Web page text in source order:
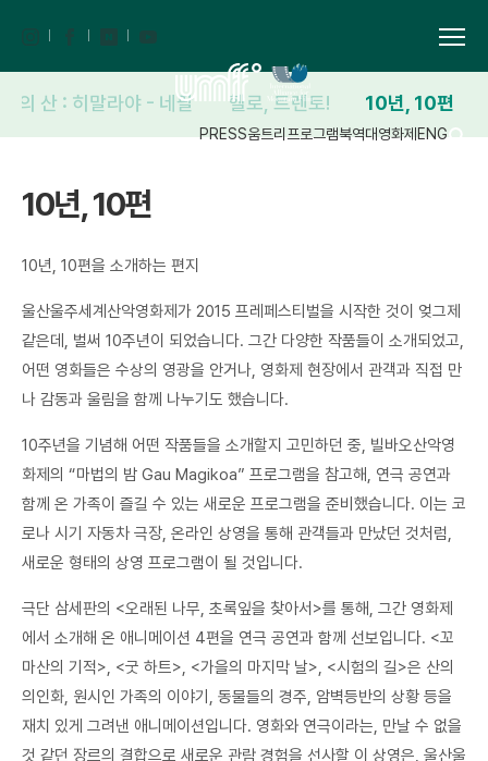
PRESS움트리프로그램북역대영화제ENG
의 산 : 히말라야 - 네팔 헬로, 트렌토! 10년, 10편
10년, 10편
10년, 10편을 소개하는 편지
울산울주세계산악영화제가 2015 프레페스티벌을 시작한 것이 엊그제
같은데, 벌써 10주년이 되었습니다. 그간 다양한 작품들이 소개되었고,
어떤 영화들은 수상의 영광을 안거나, 영화제 현장에서 관객과 직접 만
나 감동과 울림을 함께 나누기도 했습니다.
10주년을 기념해 어떤 작품들을 소개할지 고민하던 중, 빌바오산악영
화제의 “마법의 밤 Gau Magikoa” 프로그램을 참고해, 연극 공연과
함께 온 가족이 즐길 수 있는 새로운 프로그램을 준비했습니다. 이는 코
로나 시기 자동차 극장, 온라인 상영을 통해 관객들과 만났던 것처럼,
새로운 형태의 상영 프로그램이 될 것입니다.
극단 삼세판의 <오래된 나무, 초록잎을 찾아서>를 통해, 그간 영화제
에서 소개해 온 애니메이션 4편을 연극 공연과 함께 선보입니다. <꼬
마산의 기적>, <굿 하트>, <가을의 마지막 날>, <시험의 길>은 산의
의인화, 원시인 가족의 이야기, 동물들의 경주, 암벽등반의 상황 등을
재치 있게 그려낸 애니메이션입니다. 영화와 연극이라는, 만날 수 없을
것 같던 장르의 결합으로 새로운 관람 경험을 선사할 이 상영은, 울산울